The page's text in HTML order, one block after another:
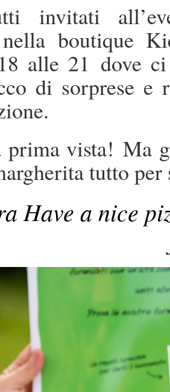
invitati
boutique
alle 21 dove
di sorprese e
vista! Ma
tutto
Have a nice